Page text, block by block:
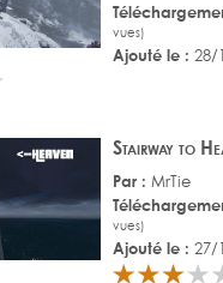
vues)
Ajouté le : 28/
Stairway to
Par : MrTie
vues)
Ajouté le : 27/